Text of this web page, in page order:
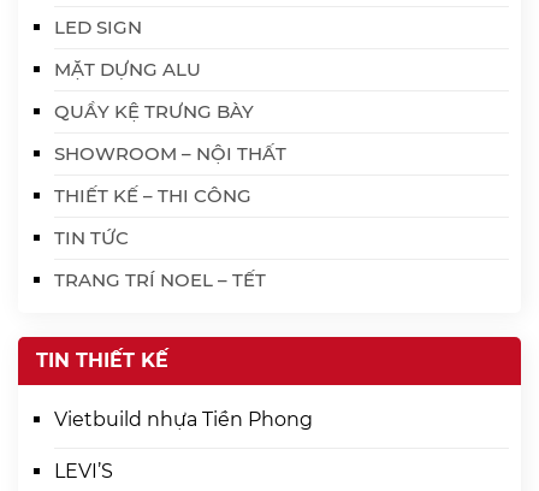
LED SIGN
MẶT DỰNG ALU
QUẦY KỆ TRƯNG BÀY
SHOWROOM – NỘI THẤT
THIẾT KẾ – THI CÔNG
TIN TỨC
TRANG TRÍ NOEL – TẾT
TIN THIẾT KẾ
Vietbuild nhựa Tiền Phong
LEVI’S